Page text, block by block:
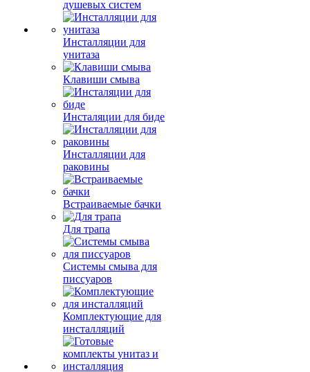
душевых систем
Инсталляции для
унитаза
Клавиши смыва
Инсталяции для биде
Инсталляции для
раковины
Встраиваемые бачки
Для трапа
Системы смыва для
писсуаров
Комплектующие для
инсталляций